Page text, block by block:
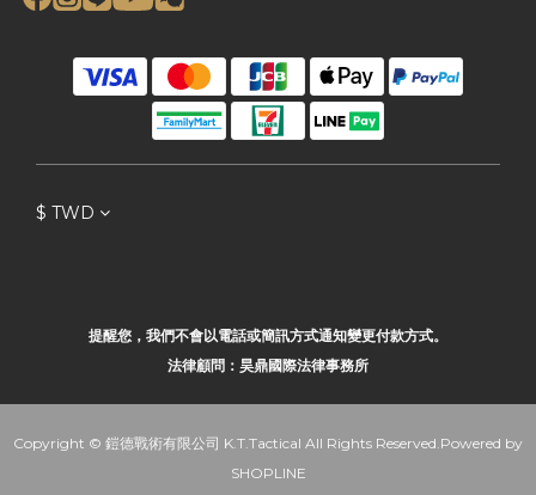
$ TWD
提醒您，我們不會以電話或簡訊方式通知變更付款方式。
法律顧問：昊鼎國際法律事務所
Copyright © 鎧德戰術有限公司 K.T.Tactical All Rights Reserved.Powered by
SHOPLINE